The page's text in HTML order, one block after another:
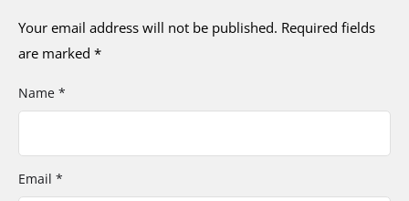
Your email address will not be published. Required fields
are marked *
Name *
Email *